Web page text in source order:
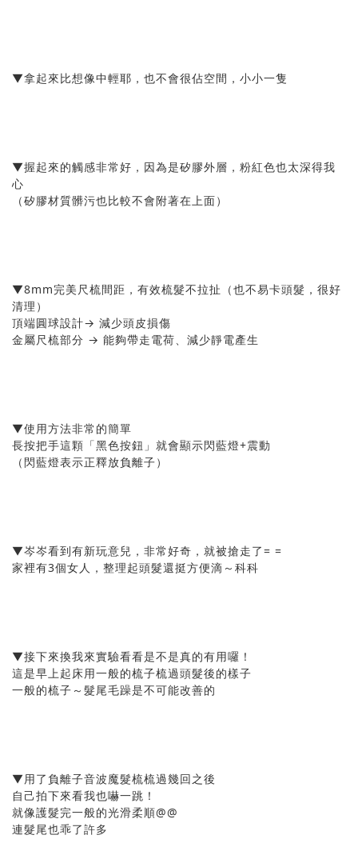
▼拿起來比想像中輕耶，也不會很佔空間，小小一隻
▼握起來的觸感非常好，因為是矽膠外層，粉紅色也太深得我
心
（矽膠材質髒污也比較不會附著在上面）
▼8mm完美尺梳間距，有效梳髮不拉扯（也不易卡頭髮，很好
清理）
頂端圓球設計→ 減少頭皮損傷
金屬尺梳部分 → 能夠帶走電荷、減少靜電產生
▼使用方法非常的簡單
長按把手這顆「黑色按鈕」就會顯示閃藍燈+震動
（閃藍燈表示正釋放負離子）
▼岑岑看到有新玩意兒，非常好奇，就被搶走了= =
家裡有3個女人，整理起頭髮還挺方便滴～科科
▼接下來換我來實驗看看是不是真的有用囉！
這是早上起床用一般的梳子梳過頭髮後的樣子
一般的梳子～髮尾毛躁是不可能改善的
▼用了負離子音波魔髮梳梳過幾回之後
自己拍下來看我也嚇一跳！
就像護髮完一般的光滑柔順@@
連髮尾也乖了許多